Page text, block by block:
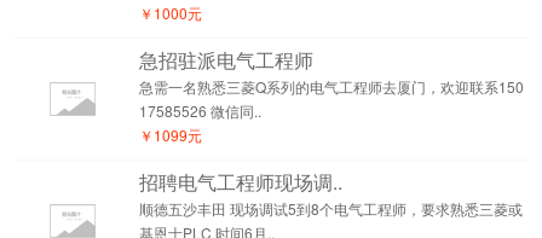
￥1000元
急招驻派电气工程师
急需一名熟悉三菱Q系列的电气工程师去厦门，欢迎联系150
17585526 微信同..
￥1099元
招聘电气工程师现场调..
顺德五沙丰田 现场调试5到8个电气工程师，要求熟悉三菱或
基恩士PLC 时间6月..